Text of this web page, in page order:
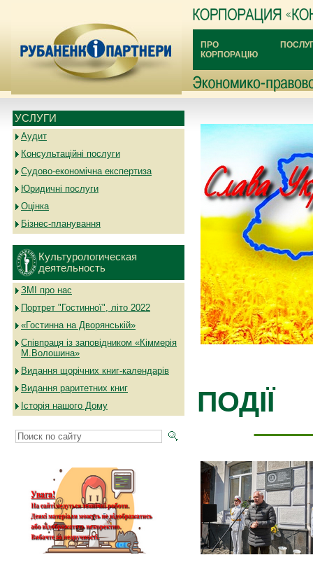
ПРО
КОРПОРАЦІЮ
УСЛУГИ
Аудит
Консультаційні послуги
Судово-економічна експертиза
Юридичні послуги
Оцінка
Бізнес-планування
Культурологическая
деятельность
ЗМІ про нас
Портрет "Гостинної", літо 2022
«Гостинна на Дворянській»
Співпраця із заповідником «Кіммерія
М.Волошина»
Видання щорічних книг-календарів
Видання раритетних книг
Історія нашого Дому
ПОДІЇ